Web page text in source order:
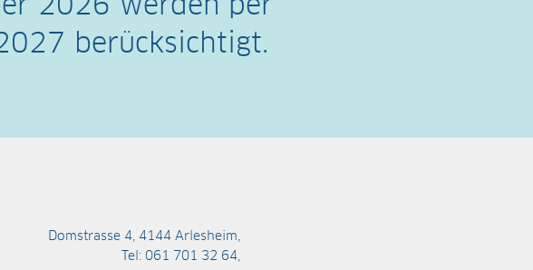
berücksichtigt.
Domstrasse 4, 4144 Arlesheim,
Tel: 061 701 32 64,